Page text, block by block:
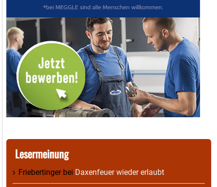
Lesermeinung
Friebertingerbei Daxenfeuer wieder erlaubt